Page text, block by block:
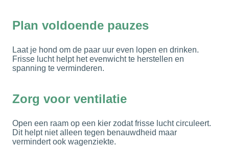
Plan voldoende pauzes
Laat je hond om de paar uur even lopen en drinken.
Frisse lucht helpt het evenwicht te herstellen en
spanning te verminderen.
Zorg voor ventilatie
Open een raam op een kier zodat frisse lucht circuleert.
Dit helpt niet alleen tegen benauwdheid maar
vermindert ook wagenziekte.